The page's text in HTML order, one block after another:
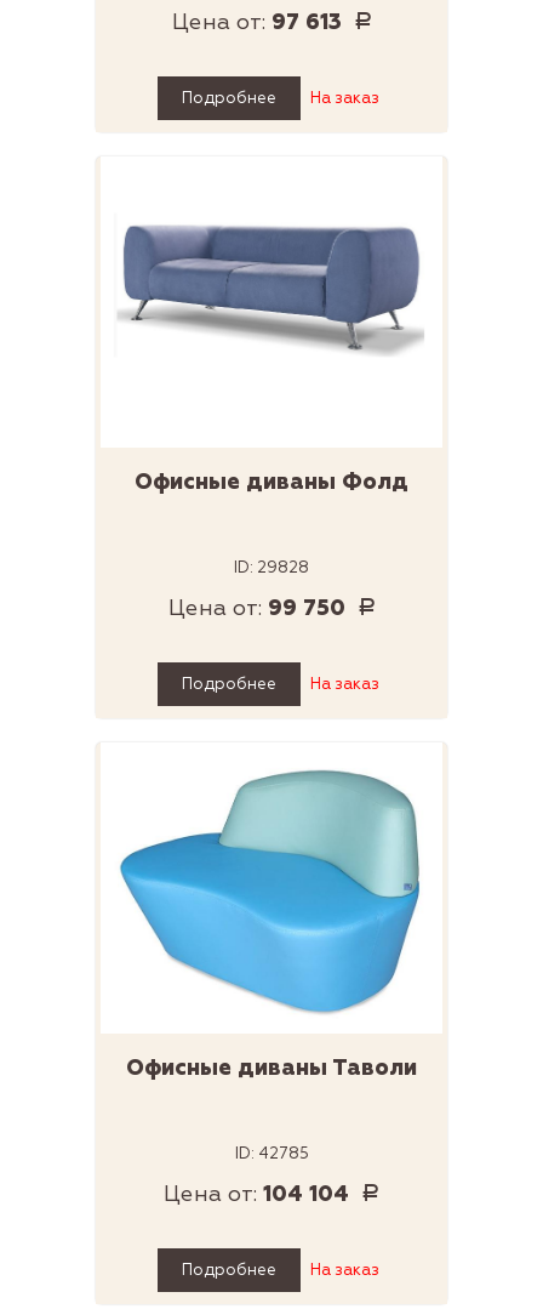
Цена от: 97 613 Р
Подробнее На заказ
Офисные диваны Фолд
ID: 29828
Цена от: 99 750 Р
Подробнее На заказ
Офисные диваны Таволи
ID: 42785
Цена от: 104 104 Р
Подробнее На заказ